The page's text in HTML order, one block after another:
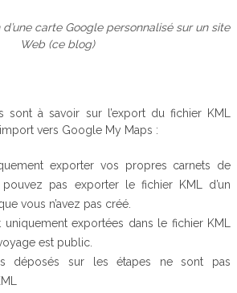
carte Google personnalisé sur un site
Web (ce blog)
sont à savoir sur l’export du fichier KML
vers Google My Maps :
exporter vos propres carnets de
pas exporter le fichier KML d’un
vous n’avez pas créé.
uniquement exportées dans le fichier KML
est public.
déposés sur les étapes ne sont pas